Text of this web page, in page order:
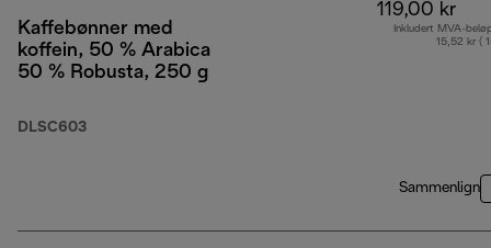
Kaffebønner med
koffein, 50 % Arabica
50 % Robusta, 250 g
DLSC603
119,00 kr
Inkludert MVA-
15,52 kr (
Sammenlign